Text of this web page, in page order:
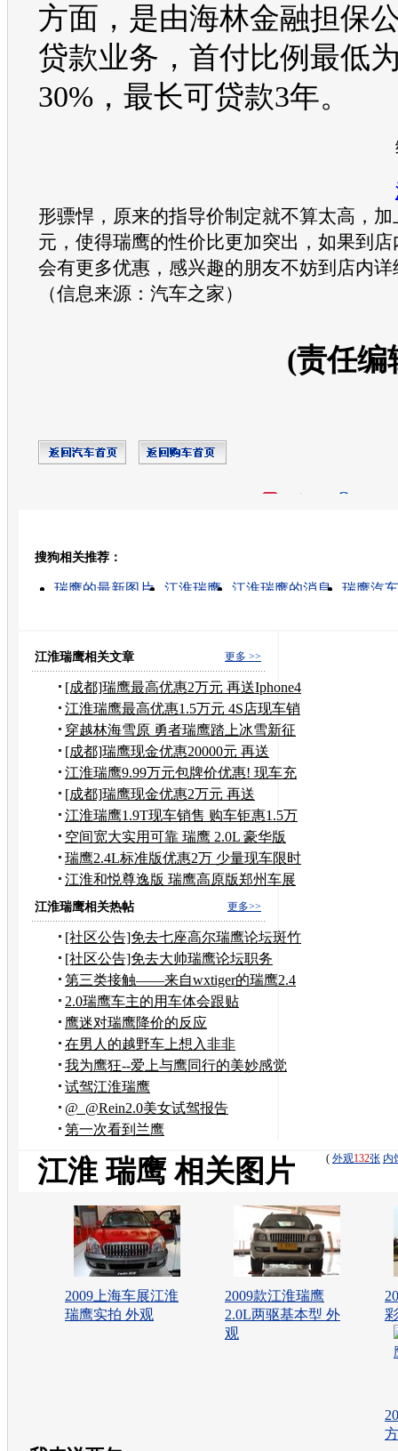
方面，是由海林金融担保
贷款业务，首付比例最低
30%，最长可贷款3年。
编
形骠悍，原来的指导价制定就不算太高，
元，使得瑞鹰的性价比更加突出，如果到
会有更多优惠，感兴趣的朋友不妨到店内
（信息来源：汽车之家）
(责任编
搜狗相关推荐：
瑞鹰的最新图片 江淮瑞鹰 江淮瑞鹰的消息
瑞鹰汽车
更多 >>
江淮瑞鹰相关文章
[成都]瑞鹰最高优惠2万元 再送Iphone4
江淮瑞鹰最高优惠1.5万元 4S店现车销
售
穿越林海雪原 勇者瑞鹰踏上冰雪新征
程
[成都]瑞鹰现金优惠20000元 再送
IPHONE4
江淮瑞鹰9.99万元包牌价优惠! 现车充
足
[成都]瑞鹰现金优惠2万元 再送
IPHONE4
江淮瑞鹰1.9T现车销售 购车钜惠1.5万
元
空间宽大实用可靠 瑞鹰 2.0L 豪华版
瑞鹰2.4L标准版优惠2万 少量现车限时
购
江淮和悦尊逸版 瑞鹰高原版郑州车展
上市
更多>>
江淮瑞鹰相关热帖
[社区公告]免去七座高尔瑞鹰论坛斑竹
职务
[社区公告]免去大帅瑞鹰论坛职务
第三类接触——来自wxtiger的瑞鹰2.4
报告（不断更新中）
2.0瑞鹰车主的用车体会跟贴
鹰迷对瑞鹰降价的反应
在男人的越野车上想入非非
我为鹰狂--爱上与鹰同行的美妙感觉
试驾江淮瑞鹰
@_@Rein2.0美女试驾报告
第一次看到兰鹰
( 外观132张 内
江淮 瑞鹰 相关图片
2009上海车展江淮
瑞鹰实拍 外观
2009款江淮瑞鹰
2.0L两驱基本型 外
观
方